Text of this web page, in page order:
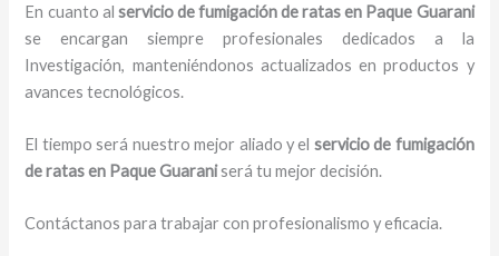
En cuanto al servicio de fumigación de ratasen Paque Guarani
se encargan siempre profesionales dedicados a la
Investigación, manteniéndonos actualizados en productos y
avances tecnológicos.
El tiempo será nuestro mejor aliado y el servicio de fumigación
de ratasen Paque Guaraniserá tu mejor decisión.
Contáctanos para trabajar con profesionalismo y eficacia.